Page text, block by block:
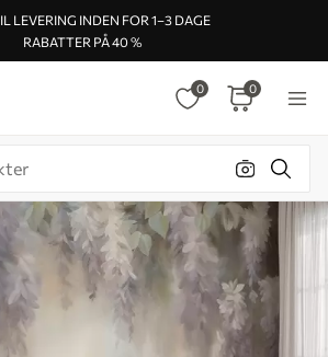
LEVERING INDEN FOR 1–3 DAGE
RABATTER PÅ 40 %
0 0